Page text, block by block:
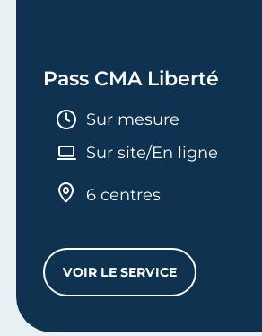
Pass CMA Liberté
Durée :
Sur mesure
Sur site/En ligne
6 centres
VOIR LE SERVICEPASS CMA LIBERTÉ